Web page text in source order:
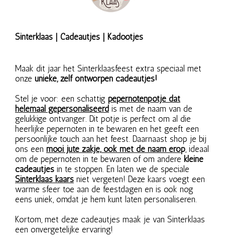
Sinterklaas | Cadeautjes | Kadootjes
Maak dit jaar het Sinterklaasfeest extra speciaal met
onze unieke, zelf ontworpen cadeautjes!
Stel je voor: een schattig pepernotenpotje dat
helemaal gepersonaliseerd is met de naam van de
gelukkige ontvanger. Dit potje is perfect om al die
heerlijke pepernoten in te bewaren en het geeft een
persoonlijke touch aan het feest. Daarnaast shop je bij
ons een mooi jute zakje, ook met de naam erop, ideaal
om de pepernoten in te bewaren of om andere kleine
cadeautjes in te stoppen. En laten we de speciale
Sinterklaas kaars niet vergeten! Deze kaars voegt een
warme sfeer toe aan de feestdagen en is ook nog
eens uniek, omdat je hem kunt laten personaliseren.
Kortom, met deze cadeautjes maak je van Sinterklaas
een onvergetelijke ervaring!